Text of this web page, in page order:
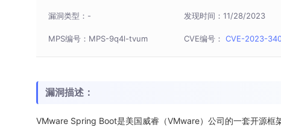
漏洞类型：-
MPS编号：MPS-9q4l-tvum
发现时间：11/28/2023
CVE编号： CVE-2023-
漏洞描述：
VMware Spring Boot是美国威睿（VMware）公司的一套开源框架